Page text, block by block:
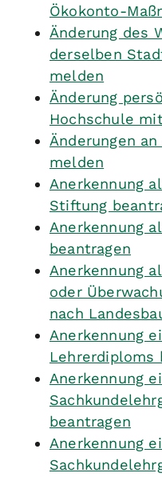
Ökokonto-
Änderung des
derselben
melden
Änderung
Hochschule
Änderungen
melden
Anerkennung
Stiftung
Anerkennung
beantragen
Anerkennung
oder
nach
Anerkennung
Lehrerdiploms
Anerkennung
beantragen
Anerkennung